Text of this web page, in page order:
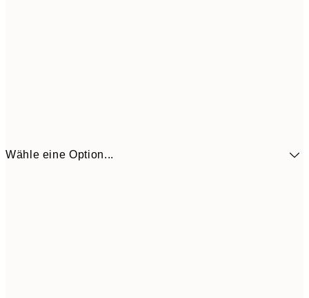
Wähle eine Option...